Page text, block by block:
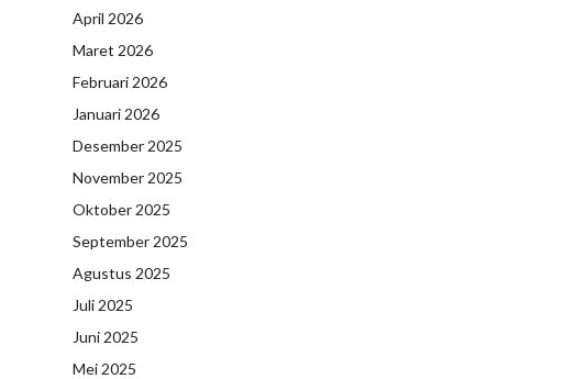
April 2026
Maret 2026
Februari 2026
Januari 2026
Desember 2025
November 2025
Oktober 2025
September 2025
Agustus 2025
Juli 2025
Juni 2025
Mei 2025